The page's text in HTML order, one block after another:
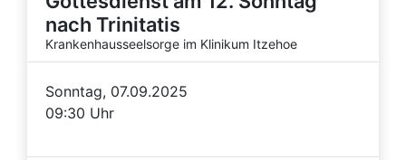
nach Trinitatis
Krankenhausseelsorge im Klinikum Itzehoe
Sonntag, 07.09.2025
09:30 Uhr